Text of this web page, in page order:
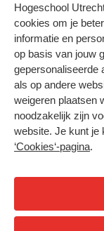
Hogeschool
cookies om je
informatie en
op basis van jouw
gepersonaliseerde
als op andere
weigeren plaatsen
noodzakelijk zijn
website. Je kunt je
‘Cookies‘-pagina.
Contact
Master
Post-master
Studiekeuze deeltijd
HU Bibliotheek
HU Ontwikkelt
Duurzame HU
Intranet
Trajectum
Colofon
Privacy
Cookies
Nieuwsbrief
Hoog contrast